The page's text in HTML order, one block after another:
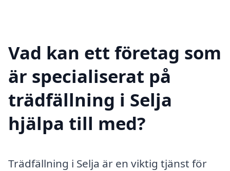
Vad kan ett företag som
är specialiserat på
trädfällning i Selja
hjälpa till med?
Trädfällning i Selja är en viktig tjänst för